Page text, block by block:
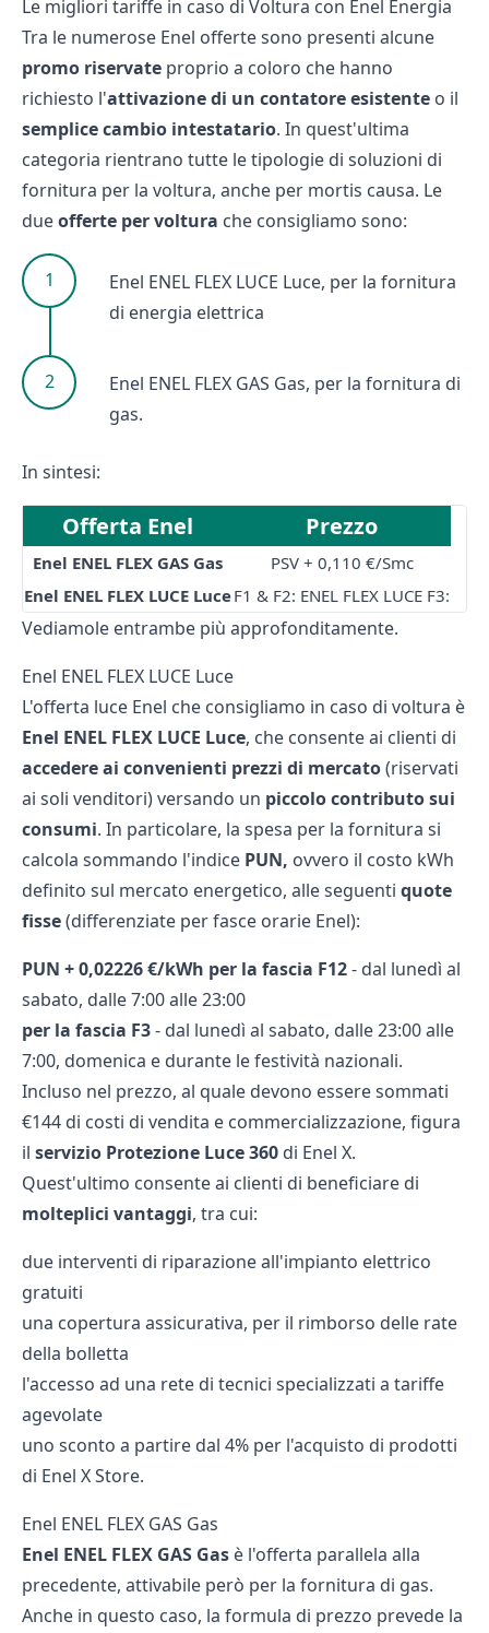
Le migliori tariffe in caso di Voltura con Enel Energia
Tra le numerose Enel offertesono presenti alcune
promo riservate proprio a coloro che hanno
richiesto l'attivazione di un contatore esistente o il
semplice cambio intestatario. In quest'ultima
categoria rientrano tutte le tipologie di soluzioni di
fornitura per la voltura, anche per mortis causa. Le
dueofferte per voltura che consigliamo sono:
Enel ENEL FLEX LUCE Luce, per la fornitura
di energia elettrica
Enel ENEL FLEX GAS Gas, per la fornitura di
gas.
In sintesi:
Offerta Enel Prezzo
Enel ENEL FLEX GAS Gas
PSV + 0,110 €/Smc
Enel ENEL FLEX LUCE LuceF1 & F2: ENEL FLEX LUCE F3:
Vediamole entrambe più approfonditamente.
Enel ENEL FLEX LUCE Luce
L'offerta luce Enel che consigliamo in caso di voltura è
Enel ENEL FLEX LUCE Luce, che consente ai clienti di
accedere ai convenienti prezzi di mercato(riservati
ai soli venditori) versando un piccolo contributo sui
consumi. In particolare, la spesa per la fornitura si
calcola sommando l'indice PUN, ovvero il costo kWh
definito sul mercato energetico, alle seguenti quote
fisse(differenziate perfasce orarie Enel):
PUN + 0,02226 €/kWh per la fascia F12- dal lunedì al
sabato, dalle 7:00 alle 23:00
per la fascia F3- dal lunedì al sabato, dalle 23:00 alle
7:00, domenica e durante le festività nazionali.
Incluso nel prezzo, al quale devono essere sommati
€144 di costi di vendita e commercializzazione, figura
il servizio Protezione Luce 360 di Enel X.
Quest'ultimo consente ai clienti di beneficiare di
molteplici vantaggi, tra cui:
due interventi di riparazione all'impianto elettrico
gratuiti
una copertura assicurativa, per il rimborso delle rate
della bolletta
l'accesso ad una rete di tecnici specializzati a tariffe
agevolate
uno sconto a partire dal 4% per l'acquisto di prodotti
di Enel X Store.
Enel ENEL FLEX GAS Gas
Enel ENEL FLEX GAS Gas è l'offerta parallela alla
precedente, attivabile però per la fornitura di gas.
Anche in questo caso, la formula di prezzo prevede la